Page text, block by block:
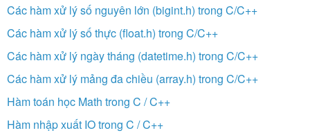
Các hàm xử lý số nguyên lớn (bigint.h) trong C/C++
Các hàm xử lý số thực (float.h) trong C/C++
Các hàm xử lý ngày tháng (datetime.h) trong C/C++
Các hàm xử lý mảng đa chiều (array.h) trong C/C++
Hàm toán học Math trong C / C++
Hàm nhập xuất IO trong C / C++